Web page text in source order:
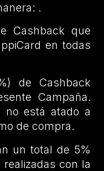
.
que
en todas
de Cashback
Campaña.
no está atado a
de compra.
un total de 5%
con la